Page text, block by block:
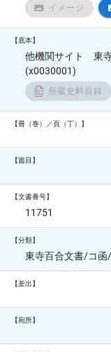
イメージ
【底本】
他機関サイト 東寺
(x0030001)
所蔵史料目録
【冊（巻）／頁（丁）】
【篇目】
【文書番号】
11751
【分類】
東寺百合文書/コ
【差出】
【宛所】